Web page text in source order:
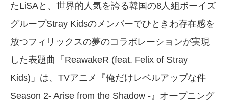
たLiSAと、世界的人気を誇る韓国の8人組ボーイズ
グループStray Kidsのメンバーでひときわ存在感を
放つフィリックスの夢のコラボレーションが実現
した表題曲「ReawakeR (feat. Felix of Stray
Kids)」は、TVアニメ『俺だけレベルアップな件
Season 2- Arise from the Shadow -』オープニング